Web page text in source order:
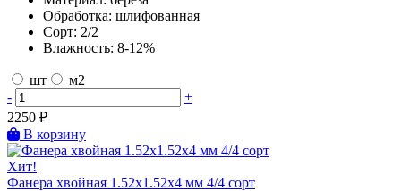
Обработка: шлифованная
Сорт: 2/2
Влажность: 8-12%
шт
м2
-
+
2250 ₽
В корзину
Хит!
Фанера хвойная 1.52х1.52х4 мм 4/4 сорт